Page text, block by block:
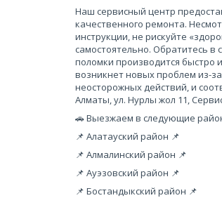
Наш сервисный центр
качественного ремонта.
инструкции, не рискуйте
самостоятельно. Обратитесь в
поломки производится быстро
возникнет новых проблем из-
неосторожных действий, и
Алматы, ул. Нурлы жол 11,
🚗 Выезжаем в следующие
📌 Алатауский район 📌
📌 Алмалинский район 📌
📌 Ауэзовский район 📌
📌 Бостандыкский район 📌